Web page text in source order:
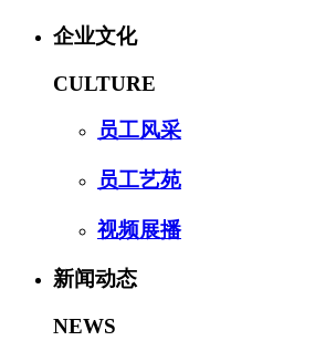
企业文化
CULTURE
员工风采
员工艺苑
视频展播
新闻动态
NEWS